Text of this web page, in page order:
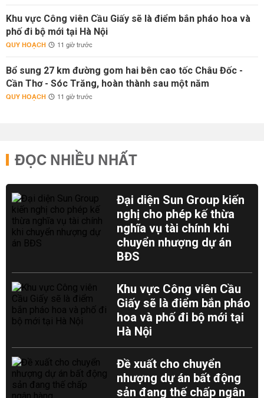
Khu vực Công viên Cầu Giấy sẽ là điểm bắn pháo hoa và
phố đi bộ mới tại Hà Nội
QUY HOẠCH 11 giờ trước
Bổ sung 27 km đường gom hai bên cao tốc Châu Đốc -
Cần Thơ - Sóc Trăng, hoàn thành sau một năm
QUY HOẠCH 11 giờ trước
ĐỌC NHIỀU NHẤT
Đại diện Sun Group kiến
nghị cho phép kế thừa
nghĩa vụ tài chính khi
chuyển nhượng dự án
BĐS
Khu vực Công viên Cầu
Giấy sẽ là điểm bắn pháo
hoa và phố đi bộ mới tại
Hà Nội
Đề xuất cho chuyển
nhượng dự án bất động
sản đang thế chấp ngân